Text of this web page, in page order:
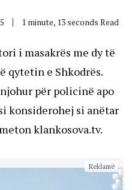
1 minute, 13 seconds Read
i masakrës me dy të
qytetin e Shkodrës.
për policinë apo
konsiderohej si anëtar
klankosova.tv.
Reklamë